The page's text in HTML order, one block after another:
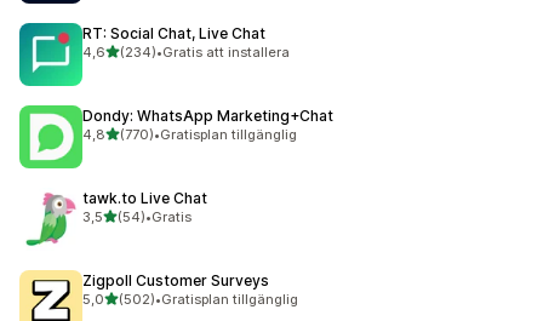
RT: Social Chat, Live Chat
4,6av 5 stjärnor
(234)
234 recensioner totalt
•Gratis att installera
Dondy: WhatsApp Marketing+Chat
4,8av 5 stjärnor
(770)
770 recensioner totalt
•Gratisplan tillgänglig
tawk.to Live Chat
3,5av 5 stjärnor
(54)
54 recensioner totalt
•Gratis
Zigpoll Customer Surveys
5,0av 5 stjärnor
(502)
502 recensioner totalt
•Gratisplan tillgänglig